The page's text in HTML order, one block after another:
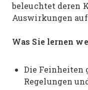
beleuchtet deren
Auswirkungen
Was Sie lernen
Die Feinheiten
Regelungen